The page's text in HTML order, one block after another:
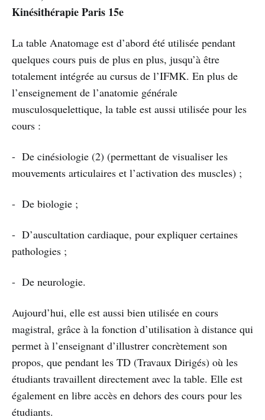
Kinésithérapie Paris 15e
La table Anatomage est d’abord été utilisée pendant
quelques cours puis de plus en plus, jusqu’à être
totalement intégrée au cursus de l’IFMK. En plus de
l’enseignement de l’anatomie générale
musculosquelettique, la table est aussi utilisée pour les
cours :
- De cinésiologie (2) (permettant de visualiser les
mouvements articulaires et l’activation des muscles) ;
- De biologie ;
- D’auscultation cardiaque, pour expliquer certaines
pathologies ;
- De neurologie.
Aujourd’hui, elle est aussi bien utilisée en cours
magistral, grâce à la fonction d’utilisation à distance qui
permet à l’enseignant d’illustrer concrètement son
propos, que pendant les TD (Travaux Dirigés) où les
étudiants travaillent directement avec la table. Elle est
également en libre accès en dehors des cours pour les
étudiants.